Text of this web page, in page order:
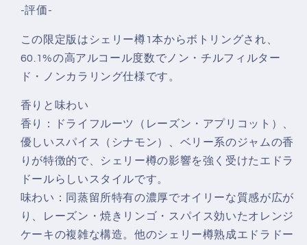
-評価-
この限定版はシェリー樽1本からボトリングされ、
60.1%の高アルコール度数でノン・チルフィルター
ド・ノンカラリング仕様です。
香りと味わい
香り：ドライフルーツ（レーズン・アプリコット）、
優しいスパイス（シナモン）、ベリー系のジャムの香
りが特徴的で、シェリー樽の影響を強く受けたエドラ
ドールらしいスタイルです。
味わい：同蒸留所特有の濃厚でオイリーな質感が広が
り、レーズン・焼きリンゴ・スパイス効いたオレンジ
ケーキの複雑な構造。他のシェリー樽熟成エドラドー